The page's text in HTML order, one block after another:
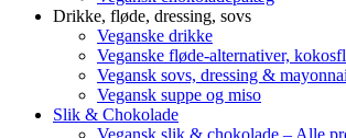
Drikke, fløde, dressing, sovs
Veganske drikke
Veganske fløde-alternativer,
Vegansk sovs, dressing &
Vegansk suppe og miso
Slik & Chokolade
Vegansk slik & chokolade – Alle